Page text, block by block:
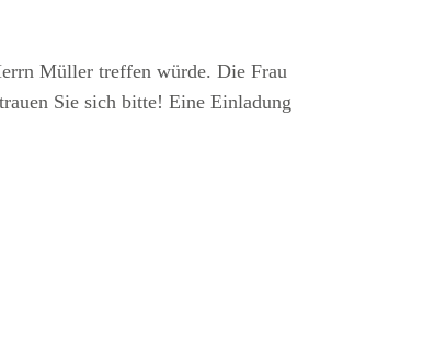
Müller treffen würde. Die Frau
Sie sich bitte! Eine Einladung